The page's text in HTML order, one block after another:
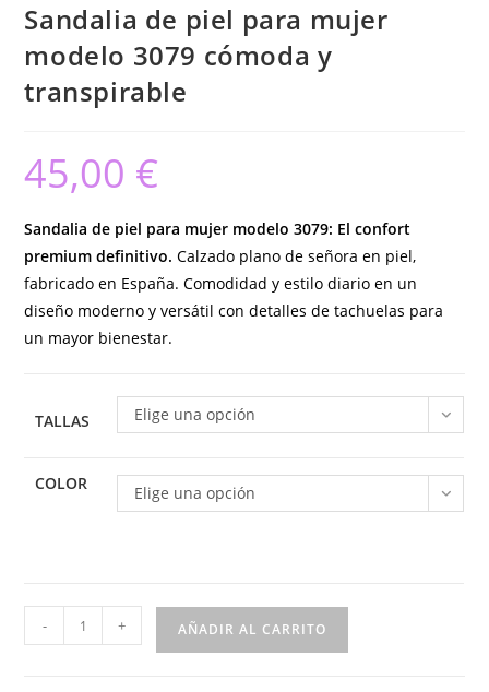
Sandalia de piel para mujer
modelo 3079 cómoda y
transpirable
45,00 €
Sandalia de piel para mujer modelo 3079: El confort
premium definitivo. Calzado plano de señora en piel,
fabricado en España. Comodidad y estilo diario en un
diseño moderno y versátil con detalles de tachuelas para
un mayor bienestar.
TALLAS Elige una opción
COLOR Elige una opción
Sandalia
de
- + AÑADIR AL CARRITO